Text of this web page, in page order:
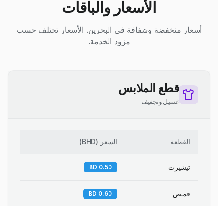
الأسعار والباقات
أسعار منخفضة وشفافة في البحرين. الأسعار تختلف حسب
مزود الخدمة.
قطع الملابس
غسيل وتجفيف
القطعة السعر (
BHD
)
تيشيرت 0.50 BD
قميص 0.60 BD